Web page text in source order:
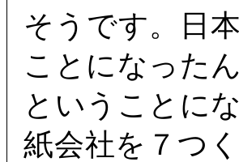
そうです。日
ことになった
ということに
紙会社を７つ